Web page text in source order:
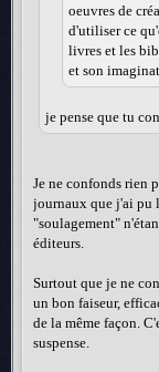
oeuvres de
d'utiliser ce
livres et les
et son
je pense que tu
Je ne confonds rien
journaux que j'ai pu
"soulagement"
éditeurs.
Surtout que je ne
un bon faiseur,
de la même façon.
suspense.